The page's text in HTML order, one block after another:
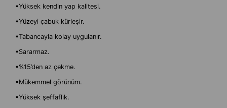
•Yüksek kendin yap kalitesi.
•Yüzeyi çabuk kürleşir.
•Tabancayla kolay uygulanır.
•Sararmaz.
•%15’den az çekme.
•Mükemmel görünüm.
•Yüksek şeffaflık.